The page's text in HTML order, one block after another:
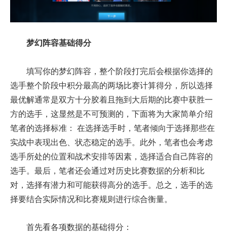
梦幻阵容基础得分
填写你的梦幻阵容，整个阶段打完后会根据你选择的
选手整个阶段中积分最高的两场比赛计算得分，所以选择
最优解通常是双方十分胶着且拖到大后期的比赛中获胜一
方的选手，这显然是不可预测的，下面将为大家简单介绍
笔者的选择标准： 在选择选手时，笔者倾向于选择那些在
实战中表现出色、状态稳定的选手。此外，笔者也会考虑
选手所处的位置和战术安排等因素，选择适合自己阵容的
选手。最后，笔者还会通过对历史比赛数据的分析和比
对，选择有潜力和可能获得高分的选手。总之，选手的选
择要结合实际情况和比赛规则进行综合衡量。
首先看各项数据的基础得分：